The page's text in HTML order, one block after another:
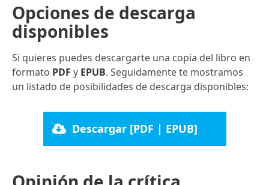
Opciones de descarga
disponibles
Si quieres puedes descargarte una copia del libro en
formato PDF y EPUB. Seguidamente te mostramos
un listado de posibilidades de descarga disponibles:
Descargar [PDF | EPUB]